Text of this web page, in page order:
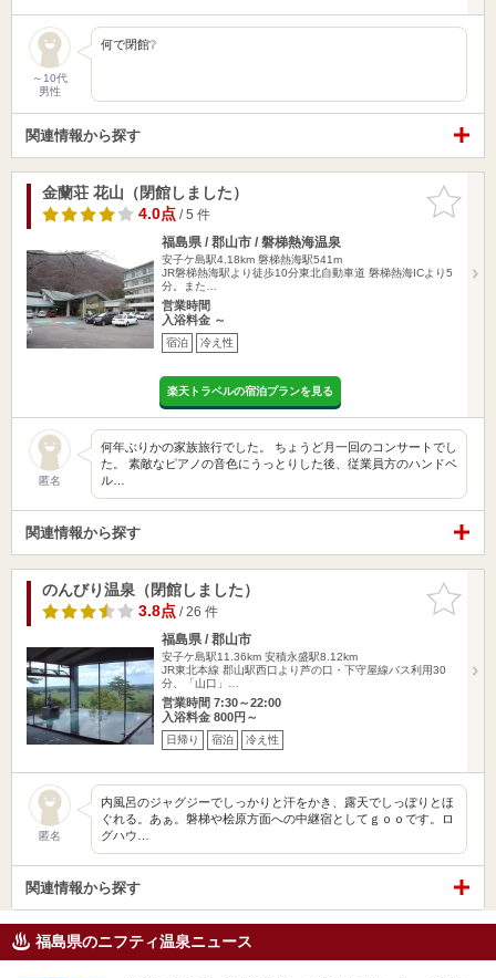
～10代
男性
何で閉館❔
関連情報から探す
お気に入
りに追加
金蘭荘 花山（閉館しました）
4.0点/ 5 件
福島県 / 郡山市 / 磐梯熱海温泉
安子ケ島駅4.18km 磐梯熱海駅541m
JR磐梯熱海駅より徒歩10分東北自動車道 磐梯熱海ICより5
分。また…
営業時間
入浴料金 ～
宿泊 冷え性
楽天トラベルの宿泊プランを見る
匿名
何年ぶりかの家族旅行でした。 ちょうど月一回のコンサートでし
た。 素敵なピアノの音色にうっとりした後、従業員方のハンドベ
ル…
関連情報から探す
お気に入
りに追加
のんびり温泉（閉館しました）
3.8点/ 26 件
福島県 / 郡山市
安子ケ島駅11.36km 安積永盛駅8.12km
JR東北本線 郡山駅西口より芦の口・下守屋線バス利用30
分、「山口」…
営業時間 7:30～22:00
入浴料金 800円～
日帰り 宿泊 冷え性
匿名
内風呂のジャグジーでしっかりと汗をかき、露天でしっぽりとほ
ぐれる。あぁ。磐梯や桧原方面への中継宿としてｇｏｏです。ロ
グハウ…
関連情報から探す
福島県のニフティ温泉ニュース